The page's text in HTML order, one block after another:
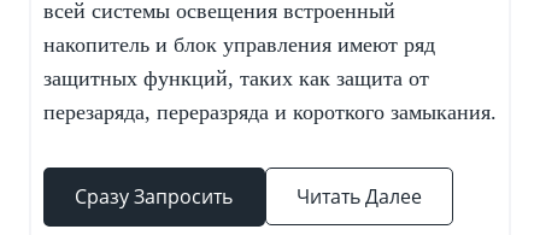
всей системы освещения встроенный
накопитель и блок управления имеют ряд
защитных функций, таких как защита от
перезаряда, переразряда и короткого замыкания.
Сразу Запросить Читать Далее